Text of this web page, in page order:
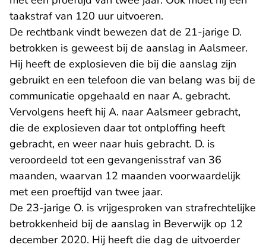
taakstraf van 120 uur uitvoeren.
De rechtbank vindt bewezen dat de 21-jarige D.
betrokken is geweest bij de aanslag in Aalsmeer.
Hij heeft de explosieven die bij die aanslag zijn
gebruikt en een telefoon die van belang was bij de
communicatie opgehaald en naar A. gebracht.
Vervolgens heeft hij A. naar Aalsmeer gebracht,
die de explosieven daar tot ontploffing heeft
gebracht, en weer naar huis gebracht. D. is
veroordeeld tot een gevangenisstraf van 36
maanden, waarvan 12 maanden voorwaardelijk
met een proeftijd van twee jaar.
De 23-jarige O. is vrijgesproken van strafrechtelijke
betrokkenheid bij de aanslag in Beverwijk op 12
december 2020. Hij heeft die dag de uitvoerder